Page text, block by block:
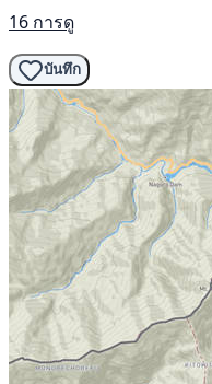
16 การดู
บันทึก